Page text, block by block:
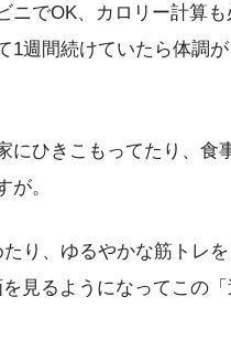
ニでOK、カロリー計算
1週間続けていたら体調
にひきこもってたり、食
。
り、ゆるやかな筋トレ
見るようになってこの